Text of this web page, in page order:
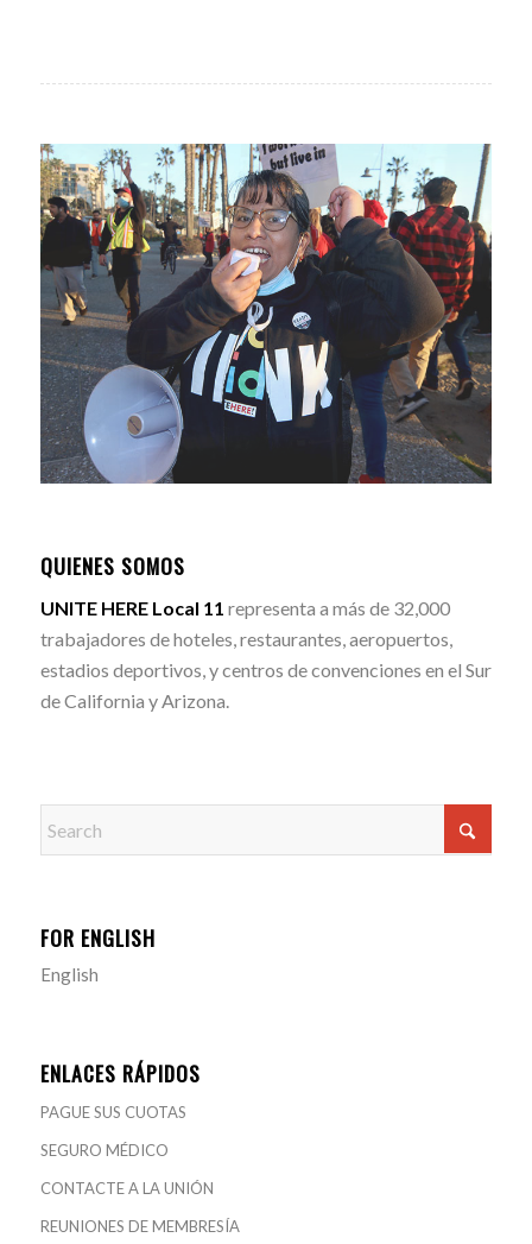
QUIENES SOMOS
UNITE HERE Local 11 representa a más de 32,000
trabajadores de hoteles, restaurantes, aeropuertos,
estadios deportivos, y centros de convenciones en el Sur
de California y Arizona.
FOR ENGLISH
English
ENLACES RÁPIDOS
PAGUE SUS CUOTAS
SEGURO MÉDICO
CONTACTE A LA UNIÓN
REUNIONES DE MEMBRESÍA